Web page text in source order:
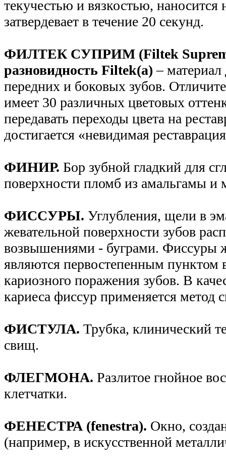
текучестью и вязкостью, наносится
затвердевает в течение 20 секунд.
ФИЛТЕК СУПРИМ (Filtek
разновидность Filtek(а) – материал
передних и боковых зубов.
имеет 30 различных цветовых
передавать переходы цвета на
достигается «невидимая
ФИНИР. Бор зубной гладкий для
поверхности пломб из амальгамы и
ФИССУРЫ. Углубления, щели в
жевательной поверхности зубов
возвышениями - буграми. Фиссуры
являются первостепенным пунктом
кариозного поражения зубов. В
кариеса фиссур применяется метод
ФИСТУЛА. Трубка, клинический
свищ.
ФЛЕГМОНА. Разлитое гнойное
клетчатки.
ФЕНЕСТРА (fenestra). Окно,
(например, в искусственной